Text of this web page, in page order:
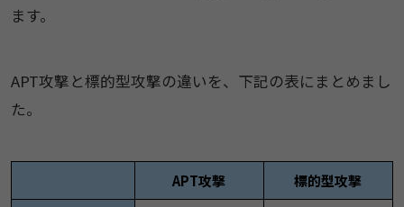
ます。
APT攻撃と標的型攻撃の違いを、下記の表にまとめまし
た。
APT攻撃
標的型攻撃